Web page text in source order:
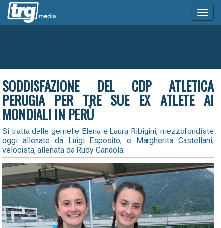
SODDISFAZIONE DEL CDP ATLETICA
PERUGIA PER TRE SUE EX ATLETE AI
MONDIALI IN PERÙ
Si tratta delle gemelle Elena e Laura Ribigini, mezzofondiste
oggi allenate da Luigi Esposito, e Margherita Castellani,
velocista, allenata da Rudy Gandola.